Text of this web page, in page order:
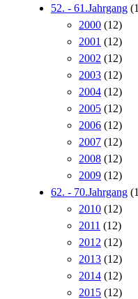
52. - 61.Jahrgang
2000 (12)
2001 (12)
2002 (12)
2003 (12)
2004 (12)
2005 (12)
2006 (12)
2007 (12)
2008 (12)
2009 (12)
62. - 70.Jahrgang
2010 (12)
2011 (12)
2012 (12)
2013 (12)
2014 (12)
2015 (12)